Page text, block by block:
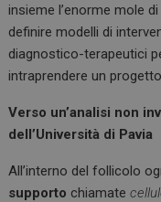
insieme l’enorme mole
definire modelli di
diagnostico-terapeutici
intraprendere un
Verso un’analisi non
dell’Università di Pavia
All’interno del follicolo
supporto chiamate